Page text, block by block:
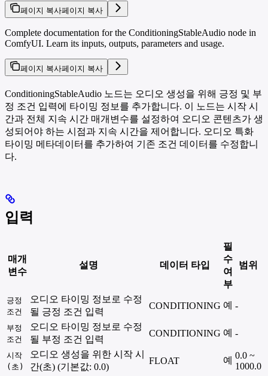
페이지 복사페이지 복사
Complete documentation for the ConditioningStableAudio node in
ComfyUI. Learn its inputs, outputs, parameters and usage.
페이지 복사페이지 복사
ConditioningStableAudio 노드는 오디오 생성을 위해 긍정 및 부
정 조건 입력에 타이밍 정보를 추가합니다. 이 노드는 시작 시
간과 전체 지속 시간 매개변수를 설정하여 오디오 콘텐츠가 생
성되어야 하는 시점과 지속 시간을 제어합니다. 오디오 특화
타이밍 메타데이터를 추가하여 기존 조건 데이터를 수정합니
다.
입력
매개
변수
설명 데이터 타입
필
수
여
부
범위
긍정
조건
오디오 타이밍 정보로 수정
될 긍정 조건 입력
CONDITIONING 예 -
부정
조건
오디오 타이밍 정보로 수정
될 부정 조건 입력
CONDITIONING 예 -
시작
(초)
오디오 생성을 위한 시작 시
간(초) (기본값: 0.0)
FLOAT 예 0.0 ~
1000.0